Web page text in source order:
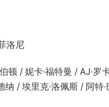
洛尼
顿 / 妮卡·福特曼 / AJ·
纳 / 埃里克·洛佩斯 / 阿特·